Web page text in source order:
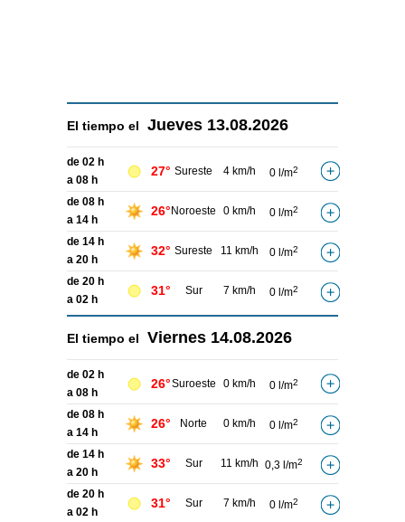
El tiempo el Jueves 13.08.2026
de 02 h
a 08 h
27° Sureste 4 km/h 0 l/m2
de 08 h
a 14 h
26° Noroeste 0 km/h 0 l/m2
de 14 h
a 20 h
32° Sureste 11 km/h 0 l/m2
de 20 h
a 02 h
31° Sur 7 km/h 0 l/m2
El tiempo el Viernes 14.08.2026
de 02 h
a 08 h
26°Suroeste 0 km/h 0 l/m2
de 08 h
a 14 h
26° Norte 0 km/h 0 l/m2
de 14 h
a 20 h
33° Sur 11 km/h 0,3 l/m2
de 20 h
a 02 h
31° Sur 7 km/h 0 l/m2